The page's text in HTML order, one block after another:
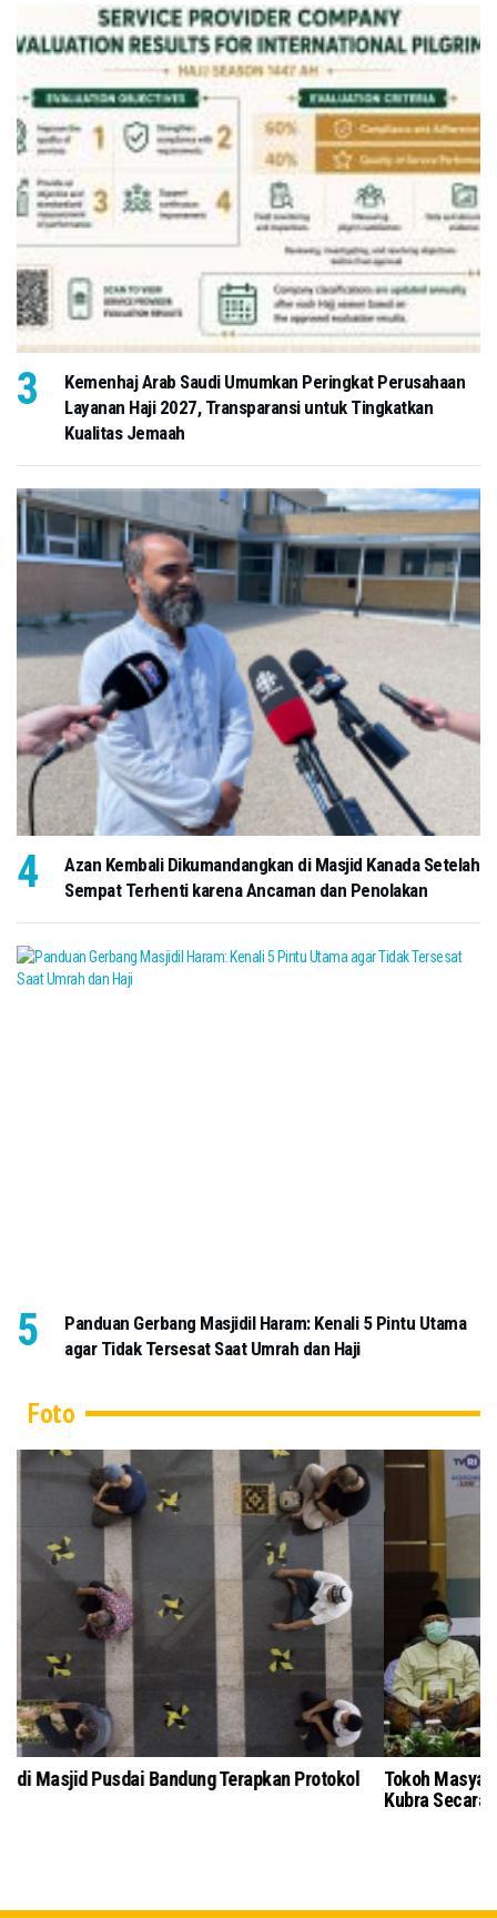
Kemenhaj Arab Saudi Umumkan Peringkat Perusahaan
Layanan Haji 2027, Transparansi untuk Tingkatkan
Kualitas Jemaah
Azan Kembali Dikumandangkan di Masjid Kanada Setelah
Sempat Terhenti karena Ancaman dan Penolakan
Panduan Gerbang Masjidil Haram: Kenali 5 Pintu Utama
agar Tidak Tersesat Saat Umrah dan Haji
Foto
Salat Jumat di Masjid Pusdai Bandung Terapkan Protokol